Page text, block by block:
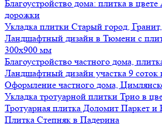
Благоустройство дома: плитка в
дорожки
Укладка плитки Старый город,
Ландшафтный дизайн в Тюмени с
300х900 мм
Благоустройство частного дома,
Ландшафтный дизайн участка 9 соток
Оформление частного дома,
Укладка тротуарной плитки Трио в
Тротуарная плитка Доломит Паркет и
Плитка Степняк в Падерина